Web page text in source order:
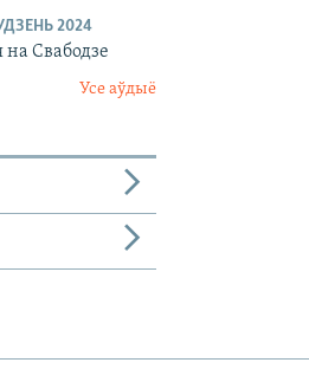
2024
на Свабодзе
Усе аўдыё